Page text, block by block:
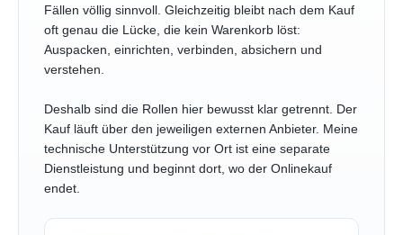
Fällen völlig sinnvoll. Gleichzeitig bleibt nach dem Kauf
oft genau die Lücke, die kein Warenkorb löst:
Auspacken, einrichten, verbinden, absichern und
verstehen.
Deshalb sind die Rollen hier bewusst klar getrennt. Der
Kauf läuft über den jeweiligen externen Anbieter. Meine
technische Unterstützung vor Ort ist eine separate
Dienstleistung und beginnt dort, wo der Onlinekauf
endet.